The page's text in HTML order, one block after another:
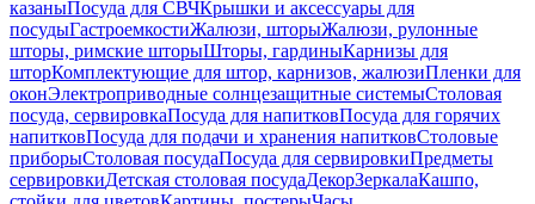
казаныПосуда для СВЧКрышки и аксессуары для
посудыГастроемкостиЖалюзи, шторыЖалюзи, рулонные
шторы, римские шторыШторы, гардиныКарнизы для
шторКомплектующие для штор, карнизов, жалюзиПленки для
оконЭлектроприводные солнцезащитные системыСтоловая
посуда, сервировкаПосуда для напитковПосуда для горячих
напитковПосуда для подачи и хранения напитковСтоловые
приборыСтоловая посудаПосуда для сервировкиПредметы
сервировкиДетская столовая посудаДекорЗеркалаКашпо,